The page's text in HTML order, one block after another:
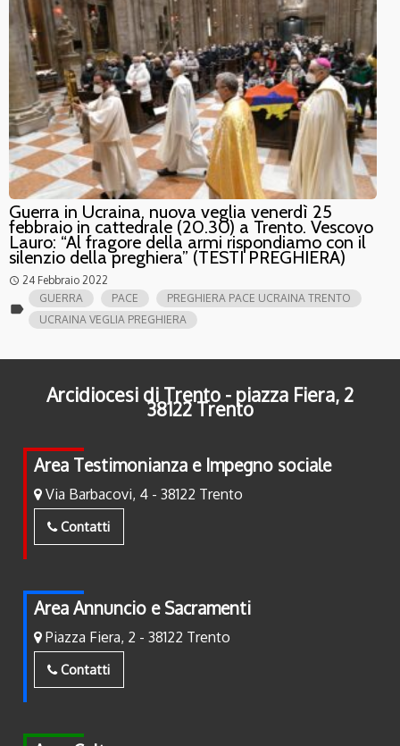
Guerra in Ucraina, nuova veglia venerdì 25
febbraio in cattedrale (20.30) a Trento. Vescovo
Lauro: “Al fragore della armi rispondiamo con il
silenzio della preghiera” (TESTI PREGHIERA)
access_time 24 Febbraio 2022
label
GUERRA PACE
PREGHIERA PACE UCRAINA TRENTO
UCRAINA VEGLIA PREGHIERA
Arcidiocesi di Trento - piazza Fiera, 2
38122 Trento
Area Testimonianza e Impegno sociale
Via Barbacovi, 4 - 38122 Trento
Contatti
Area Annuncio e Sacramenti
Piazza Fiera, 2 - 38122 Trento
Contatti